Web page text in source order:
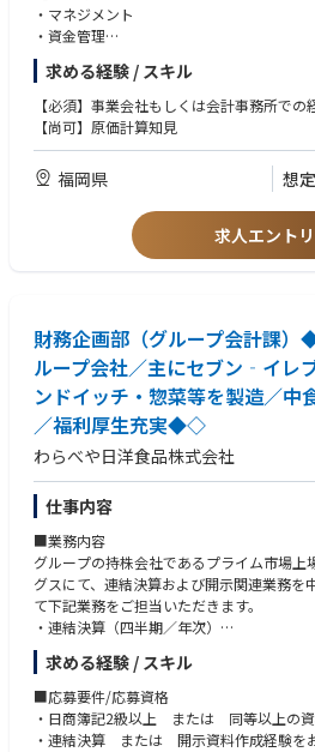
・マネジメント
・資金管理
・金融機関折衝
・資金調達
・原価計算
・単体決算
・開示書類の作成
・法人税や消費税などの税務申告書作成
・会計監査、税務調査対応
求める経験 / スキル
【必須】事業会社もしくは会計事務所での
【尚可】原価計算知見
福岡県 想
求人エント
財務企画部（グループ会計課
ループ会社／主にセブン‐イレ
ンドイッチ・惣菜等を製造／中
／福利厚生充実◆◇
わらべや日洋食品株式会社
仕事内容
■業務内容
グループの持株会社であるプライム市場上
グスにて、連結決算および開示関連業務を
て下記業務をご担当いただきます。
・連結決算（四半期／年次）
・予算作成、予実管理、経営管理資料作成
・有価証券報告書、決算短信、適時開示、
・グループ会社向けの経理・決算業務の指導
・監査法人対応、税務対応
求める経験 / スキル
■応募要件/応募資格
・日商簿記2級以上 または 同等以上の
・連結決算 または 開示資料作成経験を